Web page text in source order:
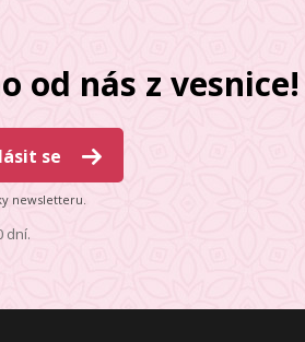
od nás z vesnice!
se
newsletteru.
dní.